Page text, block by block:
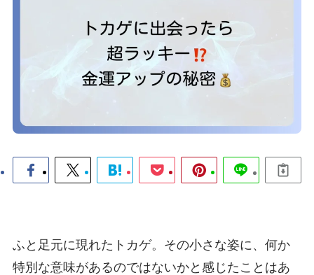
ふと足元に現れたトカゲ。その小さな姿に、何か
特別な意味があるのではないかと感じたことはあ